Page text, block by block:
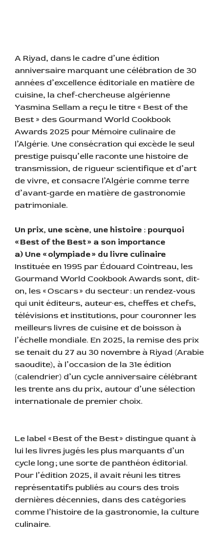
A Riyad, dans le cadre d’une édition
anniversaire marquant une célébration de 30
années d’excellence éditoriale en matière de
cuisine, la chef-chercheuse algérienne
Yasmina Sellam a reçu le titre « Best of the
Best » des Gourmand World Cookbook
Awards 2025 pour Mémoire culinaire de
l’Algérie. Une consécration qui excède le seul
prestige puisqu’elle raconte une histoire de
transmission, de rigueur scientifique et d’art
de vivre, et consacre l’Algérie comme terre
d’avant-garde en matière de gastronomie
patrimoniale.
Un prix, une scène, une histoire : pourquoi
« Best of the Best » a son importance
a) Une « olympiade » du livre culinaire
Instituée en 1995 par Édouard Cointreau, les
Gourmand World Cookbook Awards sont, dit-
on, les « Oscars » du secteur : un rendez‑vous
qui unit éditeurs, auteur·es, cheffes et chefs,
télévisions et institutions, pour couronner les
meilleurs livres de cuisine et de boisson à
l’échelle mondiale. En 2025, la remise des prix
se tenait du 27 au 30 novembre à Riyad (Arabie
saoudite), à l’occasion de la 31e édition
(calendrier) d’un cycle anniversaire célébrant
les trente ans du prix, autour d’une sélection
internationale de premier choix.
Le label « Best of the Best » distingue quant à
lui les livres jugés les plus marquants d’un
cycle long ; une sorte de panthéon éditorial.
Pour l’édition 2025, il avait réuni les titres
représentatifs publiés au cours des trois
dernières décennies, dans des catégories
comme l’histoire de la gastronomie, la culture
culinaire.